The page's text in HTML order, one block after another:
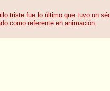
triste fue lo último que tuvo un
como referente en animación.